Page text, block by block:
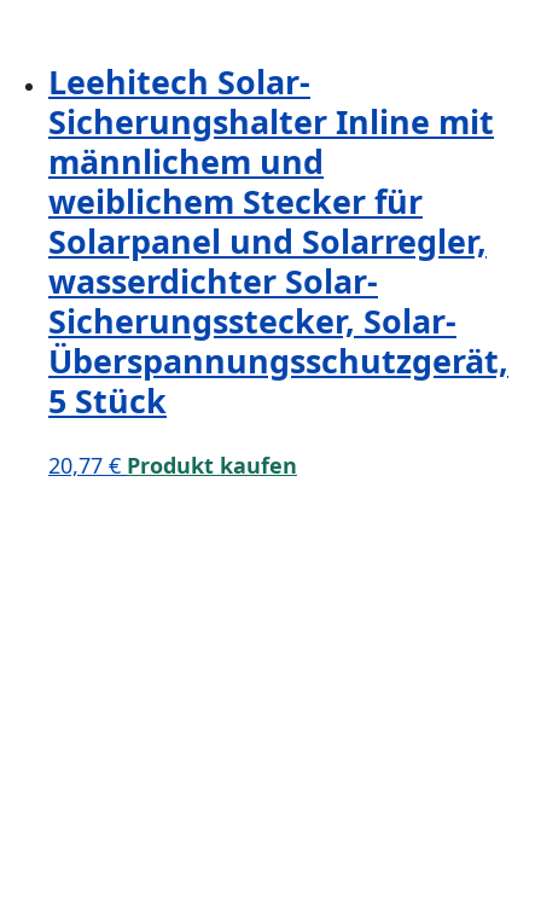
Leehitech Solar-
Sicherungshalter Inline mit
männlichem und
weiblichem Stecker für
Solarpanel und Solarregler,
wasserdichter Solar-
Sicherungsstecker, Solar-
Überspannungsschutzgerät,
5 Stück
20,77 € Produkt kaufen